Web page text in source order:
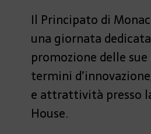
Il Principato di
una giornata
promozione delle
termini
e attrattività presso
House.